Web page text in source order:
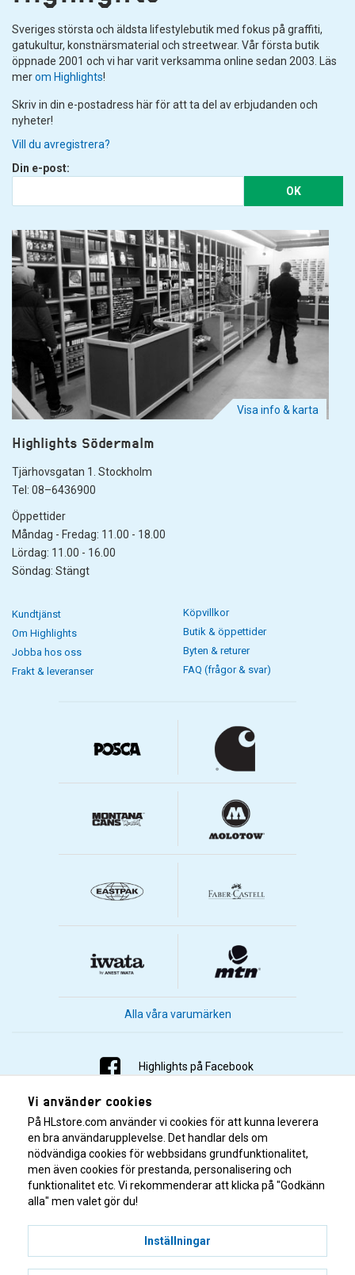
Sveriges största och äldsta lifestylebutik med fokus på graffiti,
gatukultur, konstnärsmaterial och streetwear. Vår första butik
öppnade 2001 och vi har varit verksamma online sedan 2003. Läs
merom Highlights!
Skriv in din e-postadress här för att ta del av erbjudanden och
nyheter!
Vill du avregistrera?
Din e-post:
OK
Visa info & karta
Highlights Södermalm
Tjärhovsgatan 1. Stockholm
Tel: 08–6436900
Öppettider
Måndag - Fredag: 11.00 - 18.00
Lördag: 11.00 - 16.00
Söndag: Stängt
Kundtjänst
Om Highlights
Jobba hos oss
Frakt & leveranser
Köpvillkor
Butik & öppettider
Byten & returer
FAQ (frågor & svar)
Alla våra varumärken
Highlights på Facebook
Highlights på Instagram
Highlights på Youtube
Highlights på Tiktok
Vi använder cookies
På HLstore.com använder vi cookies för att kunna leverera
en bra användarupplevelse. Det handlar dels om
nödvändiga cookies för webbsidans grundfunktionalitet,
men även cookies för prestanda, personalisering och
funktionalitet etc. Vi rekommenderar att klicka på "Godkänn
alla" men valet gör du!
Inställningar